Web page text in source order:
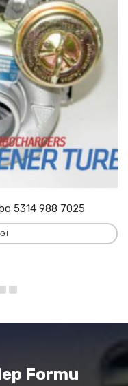
5314 988 7025
Formu